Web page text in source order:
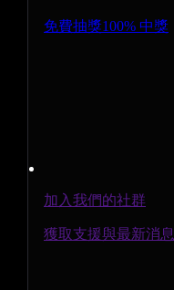
免費抽獎100% 中獎
加入我們的社群
獲取支援與最新消息